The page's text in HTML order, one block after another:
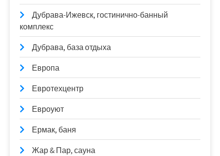
Дубрава-Ижевск, гостинично-банный
комплекс
Дубрава, база отдыха
Европа
Евротехцентр
Евроуют
Ермак, баня
Жар & Пар, сауна